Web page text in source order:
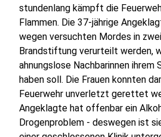
stundenlang kämpft die
Flammen. Die 37-jährige
wegen versuchten Mordes in
Brandstiftung verurteilt werden,
ahnungslose Nachbarinnen ihrem
haben soll. Die Frauen konnten
Feuerwehr unverletzt gerettet
Angeklagte hat offenbar ein
Drogenproblem - deswegen ist